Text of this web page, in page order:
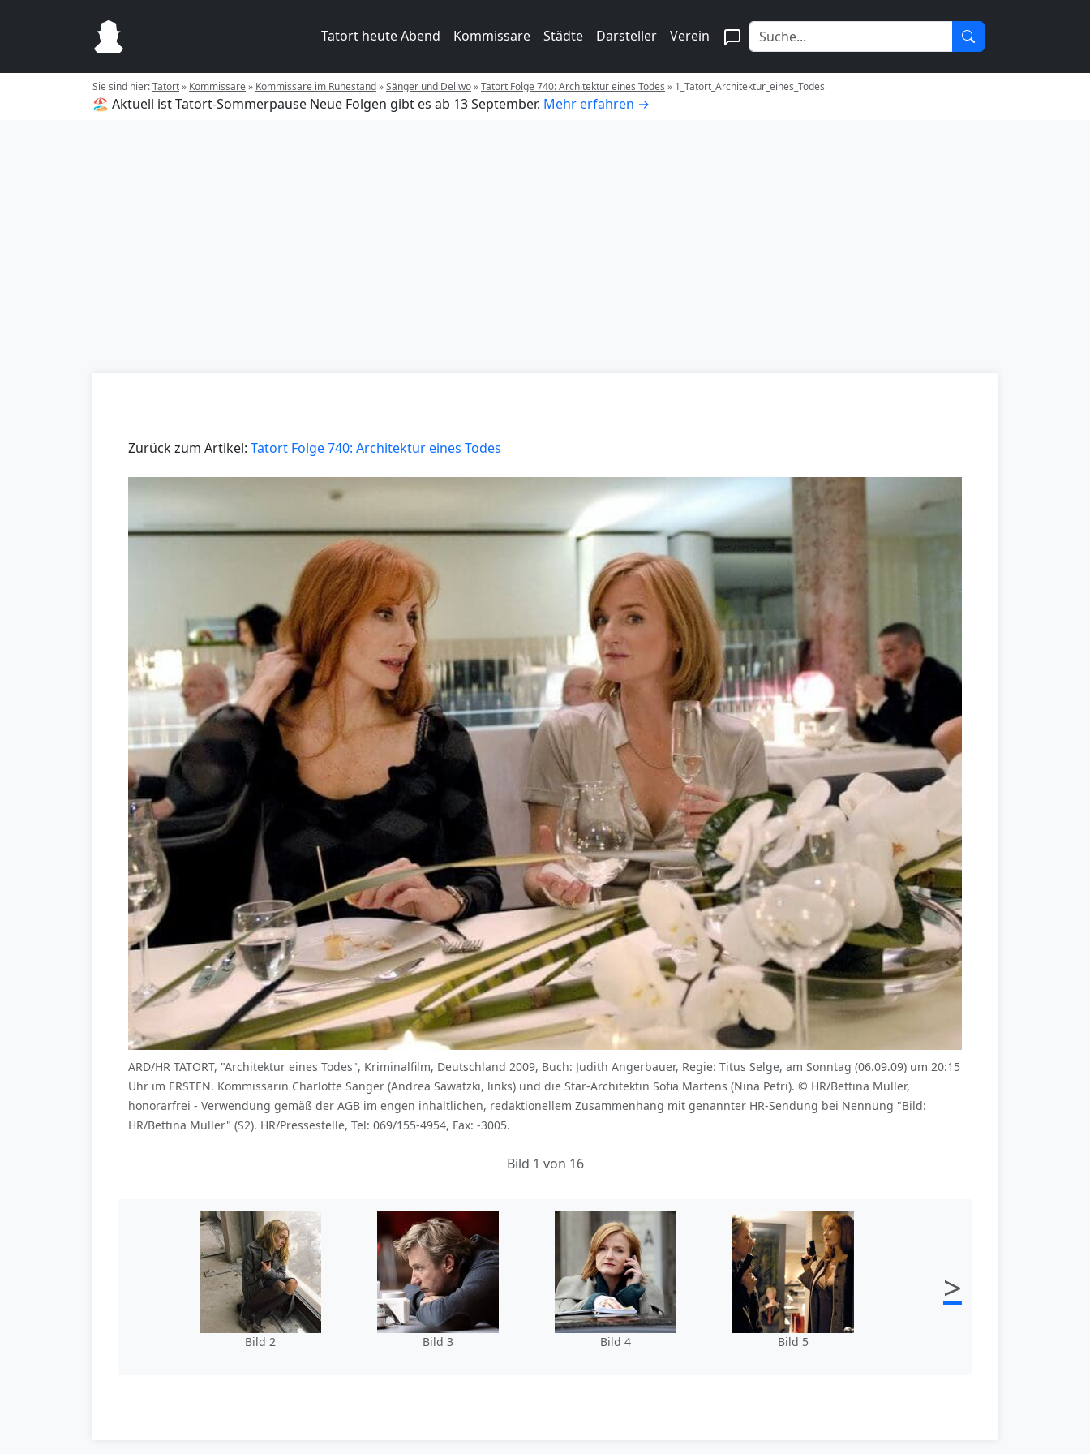
Tatort heute Abend Kommissare Städte Darsteller Verein
Sie sind hier:Tatort» Kommissare» Kommissare im Ruhestand»Sänger und Dellwo»Tatort Folge 740: Architektur eines Todes » 1_Tatort_Architektur_eines_Todes
🏖️ Aktuell ist Tatort-Sommerpause Neue Folgen gibt es ab 13 September. Mehr erfahren →
Zurück zum Artikel: Tatort Folge 740: Architektur eines Todes
ARD/HR TATORT, "Architektur eines Todes", Kriminalfilm, Deutschland 2009, Buch: Judith Angerbauer, Regie: Titus Selge, am Sonntag (06.09.09) um 20:15
Uhr im ERSTEN. Kommissarin Charlotte Sänger (Andrea Sawatzki, links) und die Star-Architektin Sofia Martens (Nina Petri). © HR/Bettina Müller,
honorarfrei - Verwendung gemäß der AGB im engen inhaltlichen, redaktionellem Zusammenhang mit genannter HR-Sendung bei Nennung "Bild:
HR/Bettina Müller" (S2). HR/Pressestelle, Tel: 069/155-4954, Fax: -3005.
Bild 1 von 16
Bild 2 Bild 3 Bild 4 Bild 5
>